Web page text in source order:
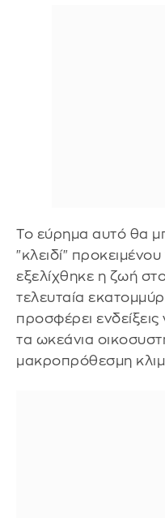
To εύρημα αυτό θα
"κλειδί"
εξελίχθηκε η ζωή
τελευταία
προσφέρει
τα ωκεάνια
μακροπρόθεσμη